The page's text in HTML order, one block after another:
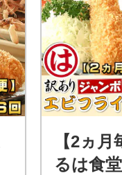
【2ヵ
るは食